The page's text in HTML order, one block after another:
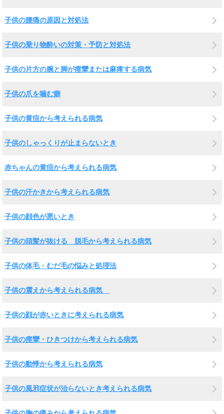
子供の腰痛の原因と対処法
子供の乗り物酔いの対策・予防と対処法
子供の片方の腕と脚が痙攣または麻痺する病気
子供の爪を噛む癖
子供の黄疸から考えられる病気
子供のしゃっくりが止まらないとき
赤ちゃんの黄疸から考えられる病気
子供の汗かきから考えられる病気
子供の顔色が悪いとき
子供の頭髪が抜ける 脱毛から考えられる病気
子供の体毛・むだ毛の悩みと処理法
子供の震えから考えられる病気
子供の顔が赤いときに考えられる病気
子供の痙攣・ひきつけから考えられる病気
子供の動悸から考えられる病気
子供の風邪症状が治らないとき考えられる病気